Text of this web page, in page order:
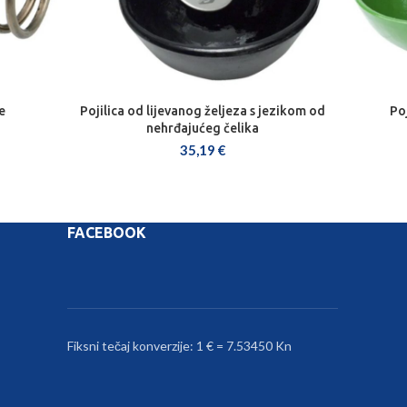
DODAJ U KOŠARICU
Pojilica od lijevanog željeza s jezikom od
nehrđajućeg čelika
35,19 €
FACEBOOK
Fiksni tečaj konverzije: 1 € = 7.53450 Kn